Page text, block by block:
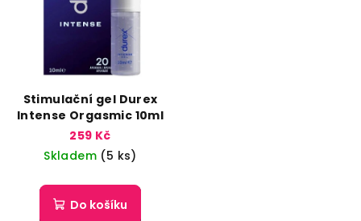
u
Stimulační gel Durex
Intense Orgasmic 10ml
259 Kč
Skladem (5 ks)
Do košíku